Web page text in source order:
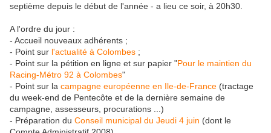
septième depuis le début de l'année - a lieu ce soir, à 20h30.
A l'ordre du jour :
- Accueil nouveaux adhérents ;
- Point sur l'actualité à Colombes ;
- Point sur la pétition en ligne et sur papier "Pour le maintien du
Racing-Métro 92 à Colombes"
- Point sur la campagne européenne en Ile-de-France (tractage
du week-end de Pentecôte et de la dernière semaine de
campagne, assesseurs, procurations ...)
- Préparation du Conseil municipal du Jeudi 4 juin (dont le